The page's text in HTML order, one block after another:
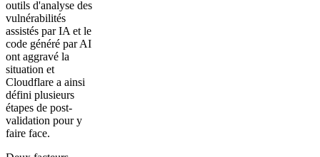
outils d'analyse des
vulnérabilités
assistés par IA et le
code généré par AI
ont aggravé la
situation et
Cloudflare a ainsi
défini plusieurs
étapes de post-
validation pour y
faire face.